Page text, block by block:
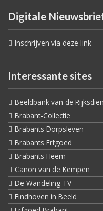
Digitale
Inschrijven via deze link
Interessante sites
Beeldbank van de
Brabant-Collectie
Brabants Dorpsleven
Brabants Erfgoed
Brabants Heem
Canon van de Kempen
De Wandeling TV
Eindhoven in Beeld